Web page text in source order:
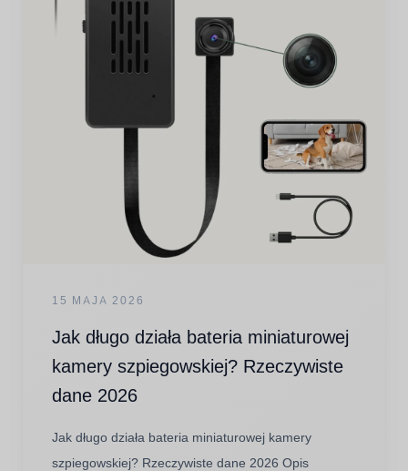
15 MAJA 2026
Jak długo działa bateria miniaturowej
kamery szpiegowskiej? Rzeczywiste
dane 2026
Jak długo działa bateria miniaturowej kamery
szpiegowskiej? Rzeczywiste dane 2026 Opis